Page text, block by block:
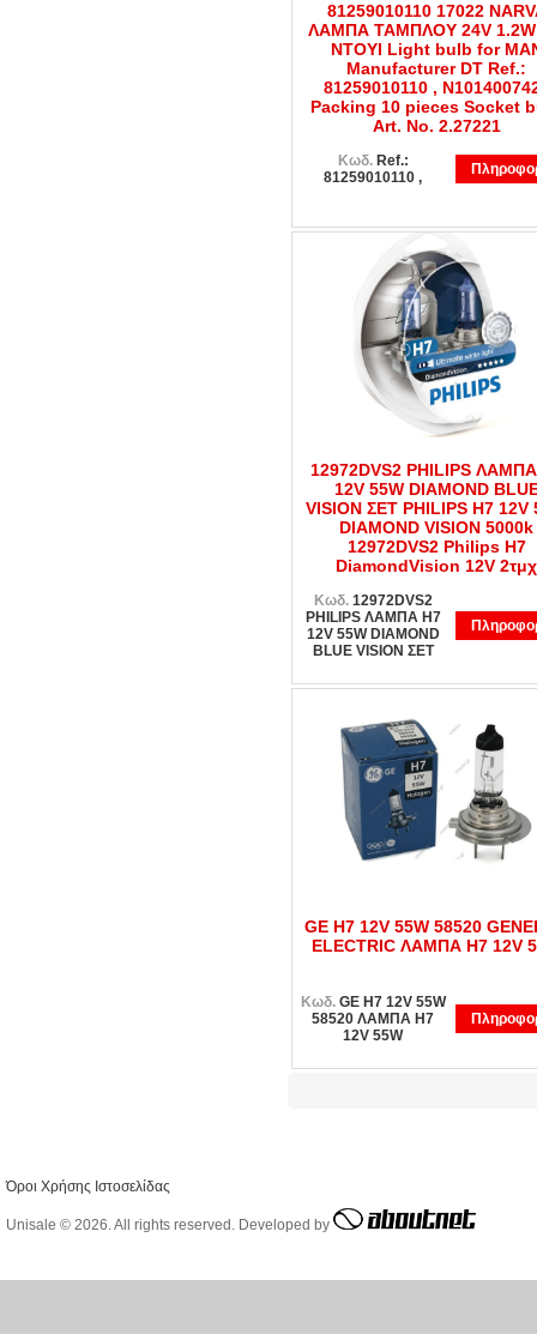
81259010110 17022
ΛΑΜΠΑ ΤΑΜΠΛΟΥ 24V
ΝΤΟΥΙ Light bulb for
Manufacturer DT Ref.:
81259010110 ,
Packing 10 pieces Socket
Art. No. 2.27221
Κωδ. Ref.:
81259010110 ,
12972DVS2 PHILIPS
12V 55W DIAMOND
VISION ΣΕΤ PHILIPS H7 12V
DIAMOND VISION 5000k
12972DVS2 Philips H7
DiamondVision 12V 2τμχ
Κωδ. 12972DVS2
PHILIPS ΛΑΜΠΑ Η7
12V 55W DIAMOND
BLUE VISION ΣΕΤ
GE H7 12V 55W 58520
ELECTRIC ΛΑΜΠΑ Η7 12V
Κωδ. GE H7 12V 55W
58520 ΛΑΜΠΑ Η7
12V 55W
Όροι Χρήσης Ιστοσελίδας
Unisale © 2026. All rights reserved. Developed by